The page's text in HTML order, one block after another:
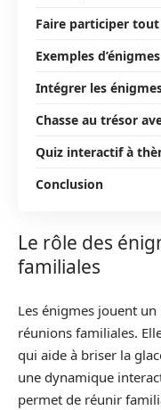
Faire participer
Exemples
Intégrer les
Chasse au trésor
Quiz interactif à
Conclusion
Le rôle des
familiales
Les énigmes jouent
réunions familiales.
qui aide à briser la
une dynamique
permet de réunir